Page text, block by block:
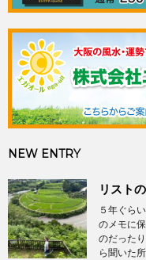
NEW ENTRY
リスト
５年ぐら
のメモに
のだった
ら聞いた